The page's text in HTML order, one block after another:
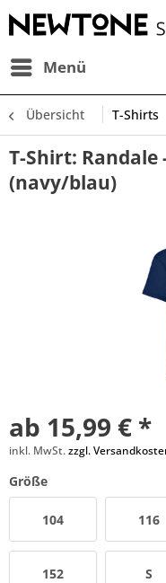
Menü
Übersicht T-Shirts
T-Shirt: Randale
(navy/blau)
ab 15,99 € *
inkl. MwSt.zzgl.
Größe
104 116
152 S